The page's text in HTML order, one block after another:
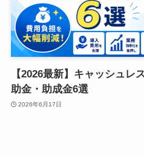
【2026最新】キャッシュレ
助金・助成金6選
2026年6月17日